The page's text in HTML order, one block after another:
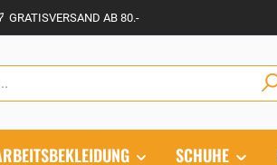
GRATISVERSAND AB 80.-
SCHUHE